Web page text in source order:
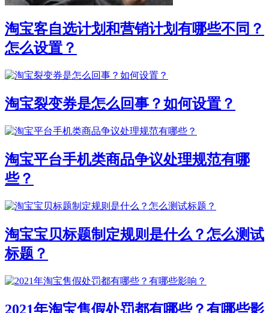
淘宝客自选计划和营销计划有哪些不同？
怎么设置？
淘宝裂变券是怎么回事？如何设置？
淘宝平台手机类商品争议处理规范有哪
些？
淘宝宝贝标题制定规则是什么？怎么测试
标题？
2021年淘宝售假处罚都有哪些？有哪些影